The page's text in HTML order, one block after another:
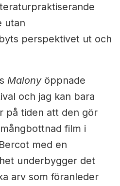
utan
perspektivet ut och
Malony öppnade
och jag kan bara
på tiden att den gör
film i
med en
underbygger det
arv som föranleder